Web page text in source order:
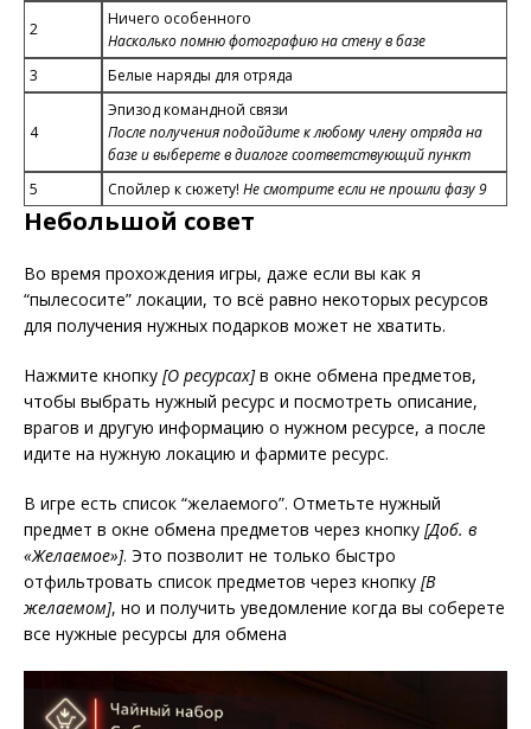
2
Ничего особенного
Насколько помню фотографию на стену в базе
3
Белые наряды для отряда
4
Эпизод командной связи
После получения подойдите к любому члену отряда на
базе и выберете в диалоге соответствующий пункт
5
Спойлер к сюжету! Не смотрите если не прошли фазу 9
Небольшой совет
Во время прохождения игры, даже если вы как я
“пылесосите” локации, то всё равно некоторых ресурсов
для получения нужных подарков может не хватить.
Нажмите кнопку [О ресурсах]в окне обмена предметов,
чтобы выбрать нужный ресурс и посмотреть описание,
врагов и другую информацию о нужном ресурсе, а после
идите на нужную локацию и фармите ресурс.
В игре есть список “желаемого”. Отметьте нужный
предмет в окне обмена предметов через кнопку [Доб. в
«Желаемое»]. Это позволит не только быстро
отфильтровать список предметов через кнопку [В
желаемом], но и получить уведомление когда вы соберете
все нужные ресурсы для обмена